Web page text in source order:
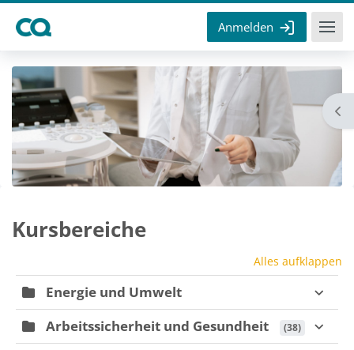
Anmelden
Blöcke
Kursbereiche
Alles aufklappen
Energie und Umwelt
Arbeitssicherheit und Gesundheit
(38)